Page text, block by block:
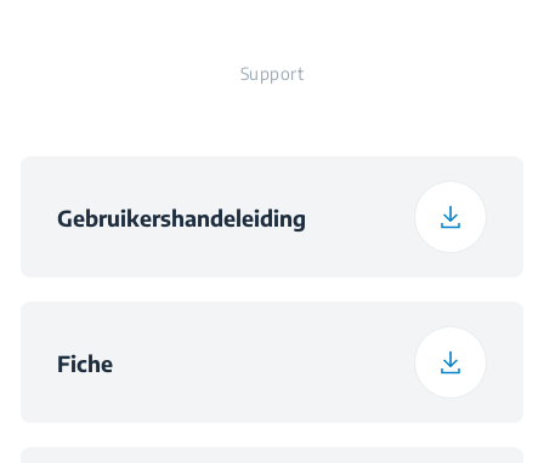
Support
Gebruikershandeleiding
Fiche